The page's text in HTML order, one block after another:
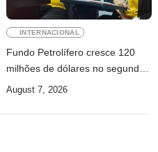
INTERNACIONAL
Fundo Petrolífero cresce 120
milhões de dólares no segundo
trimestre
August 7, 2026